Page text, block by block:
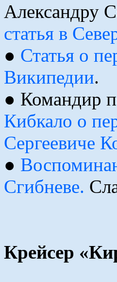
Александру
статья в
● Статья о
Википедии.
● Командир
Кибкало о
Сергеевиче
●
Сгибневе.
Крейсер